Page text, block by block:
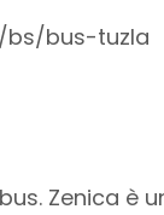
bus-tuzla
Zenica